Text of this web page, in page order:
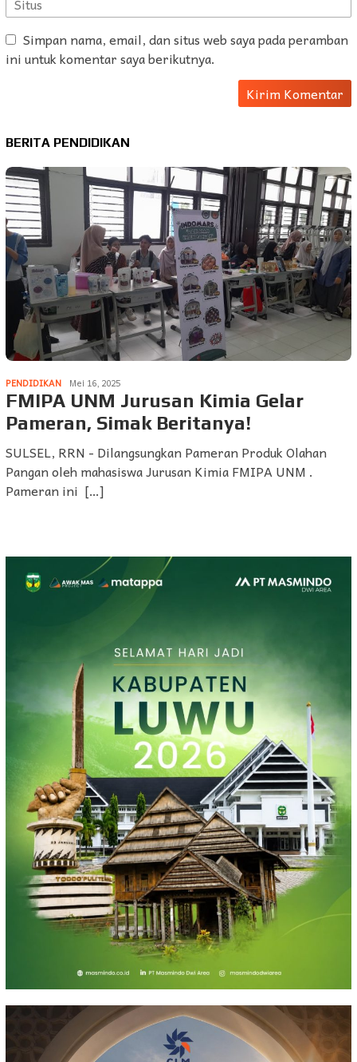
Simpan nama, email, dan situs web saya pada peramban
ini untuk komentar saya berikutnya.
BERITA PENDIDIKAN
PENDIDIKAN Mei 16, 2025
FMIPA UNM Jurusan Kimia Gelar
Pameran, Simak Beritanya!
SULSEL, RRN - Dilangsungkan Pameran Produk Olahan
Pangan oleh mahasiswa Jurusan Kimia FMIPA UNM .
Pameran ini […]